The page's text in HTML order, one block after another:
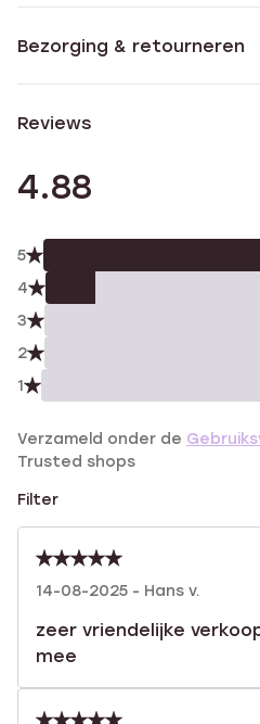
Bezorging & retourneren
Reviews
4.88
5
4
3
2
1
Verzameld onder de
Trusted shops
Filter
14-08-2025 - Hans v.
zeer vriendelijke
mee